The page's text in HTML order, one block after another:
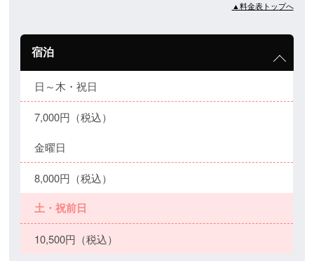
▲料金表トップへ
宿泊
日～木・祝日
7,000円（税込）
金曜日
8,000円（税込）
土・祝前日
10,500円（税込）